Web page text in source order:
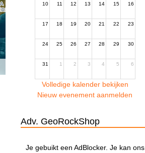
10 11 12 13 14 15 16
17 18 19 20 21 22 23
24 25 26 27 28 29 30
31 1 2 3 4 5 6
Volledige kalender bekijken
Nieuw evenement aanmelden
Adv. GeoRockShop
Je gebuikt een AdBlocker. Je kan ons